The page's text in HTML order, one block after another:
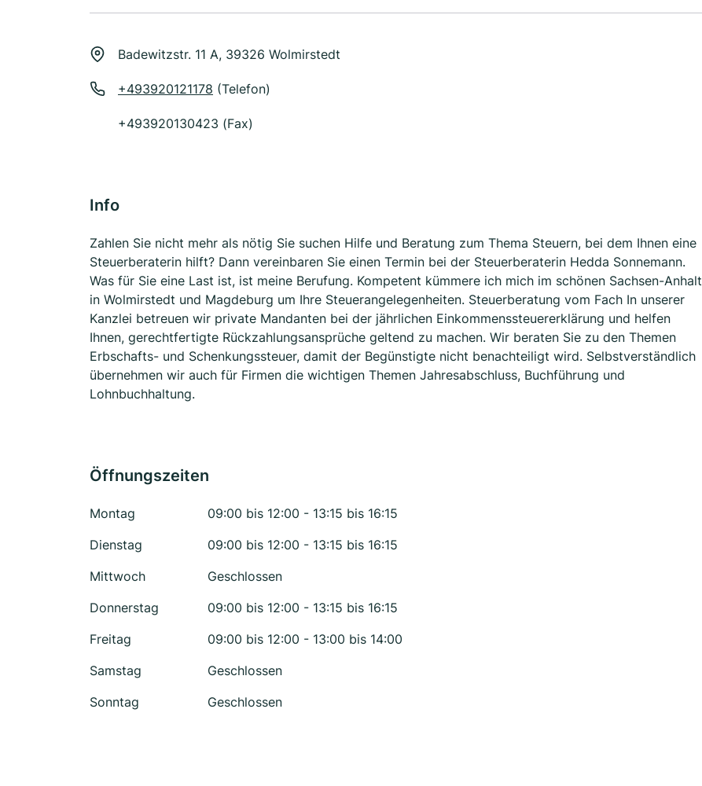
Badewitzstr. 11 A, 39326 Wolmirstedt
+493920121178 (Telefon)
+493920130423 (Fax)
Info
Zahlen Sie nicht mehr als nötig Sie suchen Hilfe und Beratung zum Thema Steuern, bei dem Ihnen eine
Steuerberaterin hilft? Dann vereinbaren Sie einen Termin bei der Steuerberaterin Hedda Sonnemann.
Was für Sie eine Last ist, ist meine Berufung. Kompetent kümmere ich mich im schönen Sachsen-Anhalt
in Wolmirstedt und Magdeburg um Ihre Steuerangelegenheiten. Steuerberatung vom Fach In unserer
Kanzlei betreuen wir private Mandanten bei der jährlichen Einkommenssteuererklärung und helfen
Ihnen, gerechtfertigte Rückzahlungsansprüche geltend zu machen. Wir beraten Sie zu den Themen
Erbschafts- und Schenkungssteuer, damit der Begünstigte nicht benachteiligt wird. Selbstverständlich
übernehmen wir auch für Firmen die wichtigen Themen Jahresabschluss, Buchführung und
Lohnbuchhaltung.
Öffnungszeiten
Montag
09:00 bis 12:00 - 13:15 bis 16:15
Dienstag
09:00 bis 12:00 - 13:15 bis 16:15
Mittwoch
Geschlossen
Donnerstag
09:00 bis 12:00 - 13:15 bis 16:15
Freitag
09:00 bis 12:00 - 13:00 bis 14:00
Samstag
Geschlossen
Sonntag
Geschlossen